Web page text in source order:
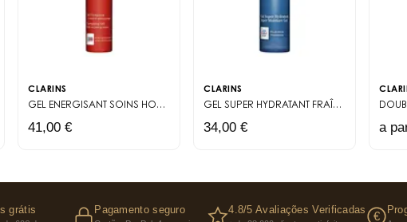
CLARINS
GEL ENERGISANT SOINS HOMME
41,00 €
CLARINS
GEL SUPER HYDRATANT FRAÎCHEUR
34,00 € a
grátis Pagamento seguro 4.8/5 Avaliações Verificadas €